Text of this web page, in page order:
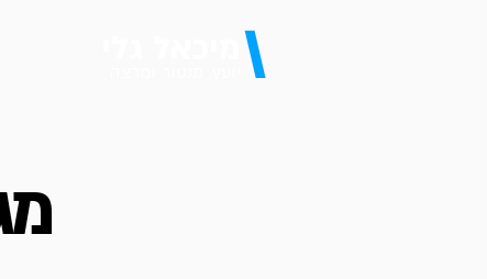
\